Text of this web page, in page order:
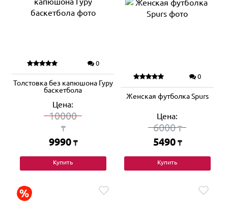
0
Толстовка без капюшона Гуру
баскетбола
Цена:
10000
₸
9990 ₸
Купить
0
Женская футболка Spurs
Цена:
6000₸
5490 ₸
Купить